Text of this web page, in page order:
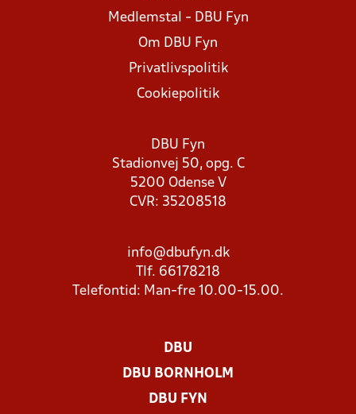
Medlemstal - DBU Fyn
Om DBU Fyn
Privatlivspolitik
Cookiepolitik
DBU Fyn
Stadionvej 50, opg. C
5200 Odense V
CVR: 35208518
info@dbufyn.dk
Tlf. 66178218
Telefontid: Man-fre 10.00-15.00.
DBU
DBU BORNHOLM
DBU FYN